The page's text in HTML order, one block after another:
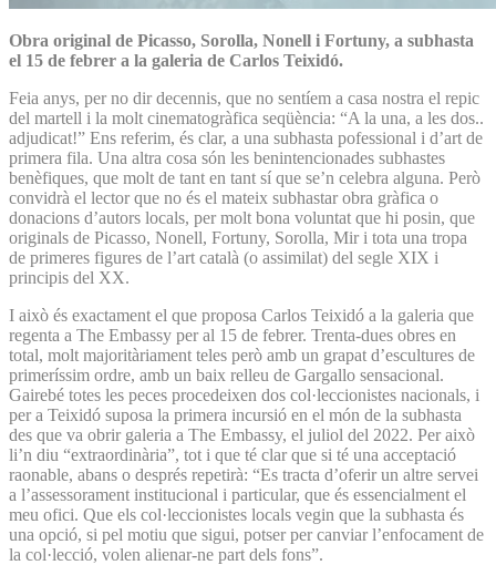
Obra original de Picasso, Sorolla, Nonell i Fortuny, a subhasta
el 15 de febrer a la galeria de Carlos Teixidó.
Feia anys, per no dir decennis, que no sentíem a casa nostra el repic
del martell i la molt cinematogràfica seqüència: “A la una, a les dos..
adjudicat!” Ens referim, és clar, a una subhasta pofessional i d’art de
primera fila. Una altra cosa són les benintencionades subhastes
benèfiques, que molt de tant en tant sí que se’n celebra alguna. Però
convidrà el lector que no és el mateix subhastar obra gràfica o
donacions d’autors locals, per molt bona voluntat que hi posin, que
originals de Picasso, Nonell, Fortuny, Sorolla, Mir i tota una tropa
de primeres figures de l’art català (o assimilat) del segle XIX i
principis del XX.
I això és exactament el que proposa Carlos Teixidó a la galeria que
regenta a The Embassy per al 15 de febrer. Trenta-dues obres en
total, molt majoritàriament teles però amb un grapat d’escultures de
primeríssim ordre, amb un baix relleu de Gargallo sensacional.
Gairebé totes les peces procedeixen dos col·leccionistes nacionals, i
per a Teixidó suposa la primera incursió en el món de la subhasta
des que va obrir galeria a The Embassy, el juliol del 2022. Per això
li’n diu “extraordinària”, tot i que té clar que si té una acceptació
raonable, abans o després repetirà: “Es tracta d’oferir un altre servei
a l’assessorament institucional i particular, que és essencialment el
meu ofici. Que els col·leccionistes locals vegin que la subhasta és
una opció, si pel motiu que sigui, potser per canviar l’enfocament de
la col·lecció, volen alienar-ne part dels fons”.